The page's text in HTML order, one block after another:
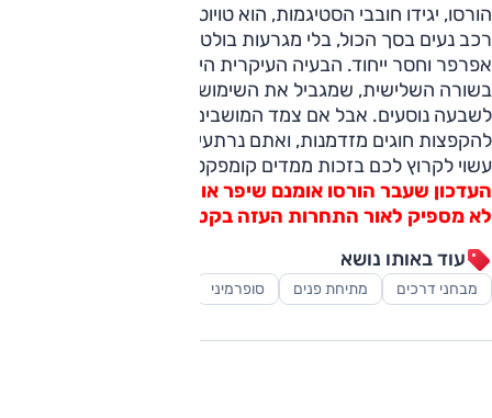
הורסו, יגידו חובבי הסטיגמות, הוא טויוטה קלאסית – מצד אחד
רכב נעים בסך הכול, בלי מגרעות בולטות, אך מהצד השני
אפרפר וחסר ייחוד. הבעיה העיקרית היא המרווח המצומצם
בשורה השלישית, שמגביל את השימושיות של הורסו כרכב
לשבעה נוסעים. אבל אם צמד המושבים הנוסף משמש רק
להקפצות חוגים מזדמנות, ואתם נרתעים ממיניוואן מגודל, הורסו
עשוי לקרוץ לכם בזכות ממדים קומפקטיים.
העדכון שעבר הורסו אומנם שיפר אותו – אך לדעתנו פשוט
לא מספיק לאור התחרות העזה בקטגוריה.
עוד באותו נושא
מבחני דרכים מתיחת פנים סופרמיני